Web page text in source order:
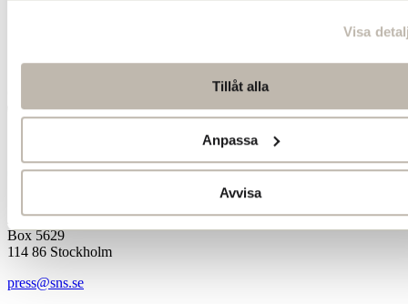
Visa
Tillåt alla
Anpassa
Avvisa
Jakobsbergsgatan 18
Box 5629
114 86 Stockholm
press@sns.se